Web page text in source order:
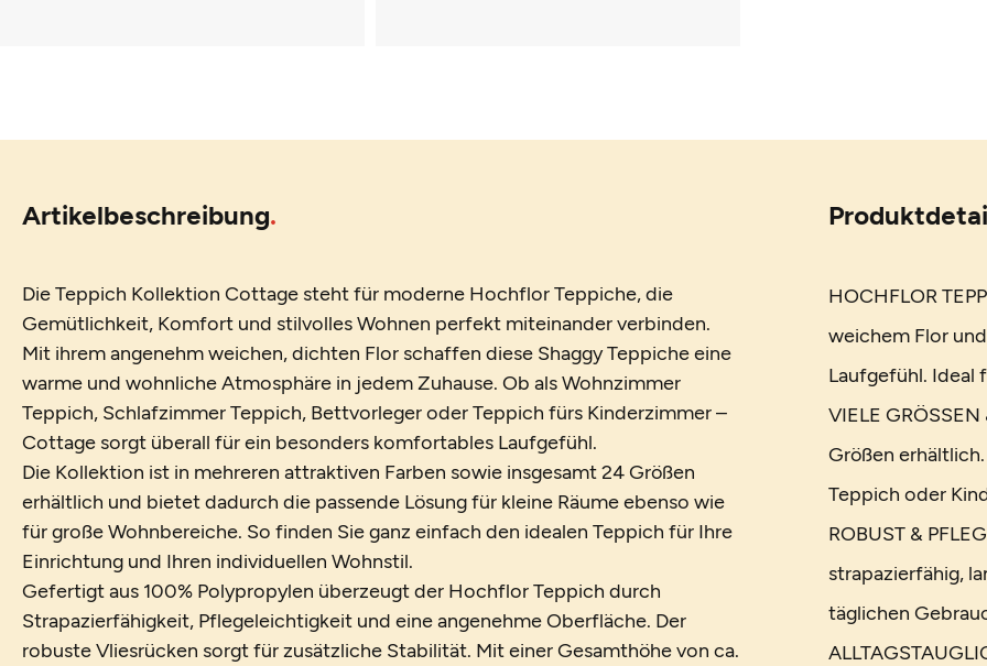
Artikelbeschreibung
Die Teppich Kollektion Cottage steht für moderne Hochflor Teppiche, die
Gemütlichkeit, Komfort und stilvolles Wohnen perfekt miteinander verbinden.
Mit ihrem angenehm weichen, dichten Flor schaffen diese Shaggy Teppiche eine
warme und wohnliche Atmosphäre in jedem Zuhause. Ob als Wohnzimmer
Teppich, Schlafzimmer Teppich, Bettvorleger oder Teppich fürs Kinderzimmer –
Cottage sorgt überall für ein besonders komfortables Laufgefühl.
Die Kollektion ist in mehreren attraktiven Farben sowie insgesamt 24 Größen
erhältlich und bietet dadurch die passende Lösung für kleine Räume ebenso wie
für große Wohnbereiche. So finden Sie ganz einfach den idealen Teppich für Ihre
Einrichtung und Ihren individuellen Wohnstil.
Gefertigt aus 100% Polypropylen überzeugt der Hochflor Teppich durch
Strapazierfähigkeit, Pflegeleichtigkeit und eine angenehme Oberfläche. Der
robuste Vliesrücken sorgt für zusätzliche Stabilität. Mit einer Gesamthöhe von ca.
HOCHFLOR
weichem Flor
Laufgefühl. Ideal
VIELE
Größen
Teppich oder
ROBUST &
strapazierfähig,
täglichen